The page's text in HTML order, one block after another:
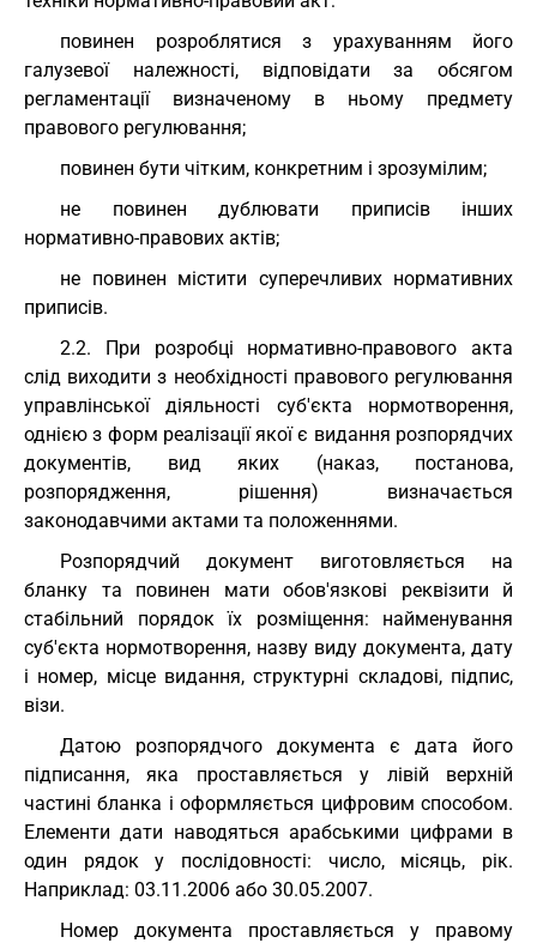
повинен розроблятися з урахуванням його
галузевої належності, відповідати за обсягом
регламентації визначеному в ньому предмету
правового регулювання;
повинен бути чітким, конкретним і зрозумілим;
не повинен дублювати приписів інших
нормативно-правових актів;
не повинен містити суперечливих нормативних
приписів.
2.2. При розробці нормативно-правового акта
слід виходити з необхідності правового регулювання
управлінської діяльності суб'єкта нормотворення,
однією з форм реалізації якої є видання розпорядчих
документів, вид яких (наказ, постанова,
розпорядження, рішення) визначається
законодавчими актами та положеннями.
Розпорядчий документ виготовляється на
бланку та повинен мати обов'язкові реквізити й
стабільний порядок їх розміщення: найменування
суб'єкта нормотворення, назву виду документа, дату
і номер, місце видання, структурні складові, підпис,
візи.
Датою розпорядчого документа є дата його
підписання, яка проставляється у лівій верхній
частині бланка і оформляється цифровим способом.
Елементи дати наводяться арабськими цифрами в
один рядок у послідовності: число, місяць, рік.
Наприклад: 03.11.2006 або 30.05.2007.
Номер документа проставляється у правому